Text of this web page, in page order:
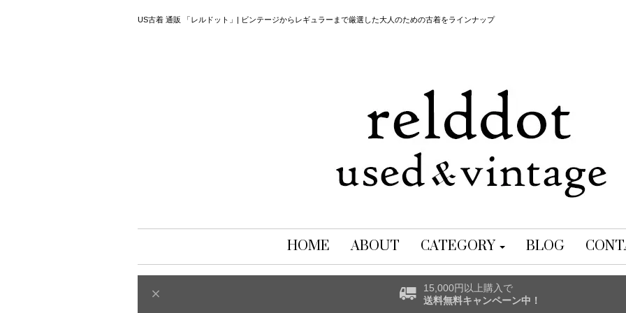
US古着 通販 「レルドット」| ビンテージからレギュラーまで厳選した大人のための古着をラインナップ
HOME ABOUT CATEGORY BLOG
15,000円以上購入で
送料無料キャンペーン中！